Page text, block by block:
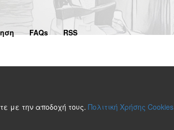
FAQs RSS
με την αποδοχή τους. Πολιτική Χρήσης Cookies